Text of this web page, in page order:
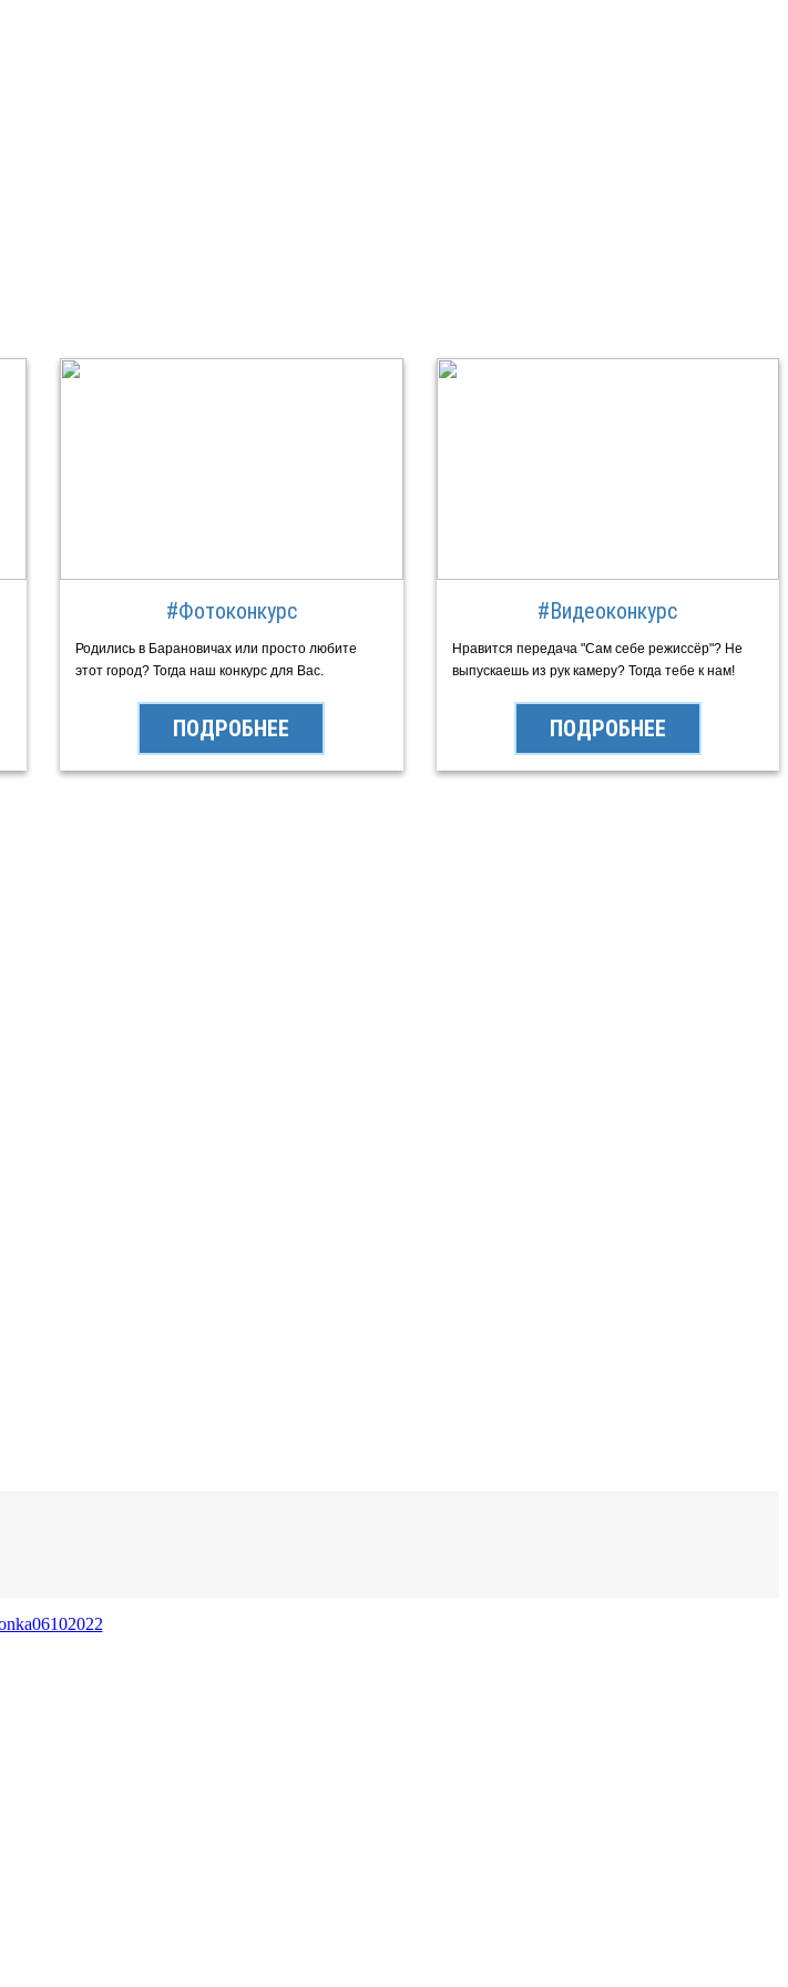
#Фотоконкурс
Родились в Барановичах или просто любите
этот город? Тогда наш конкурс для Вас.
ПОДРОБНЕЕ
#Видеоконкурс
Нравится передача "Сам себе режиссёр"? Не
выпускаешь из рук камеру? Тогда тебе к нам!
ПОДРОБНЕЕ